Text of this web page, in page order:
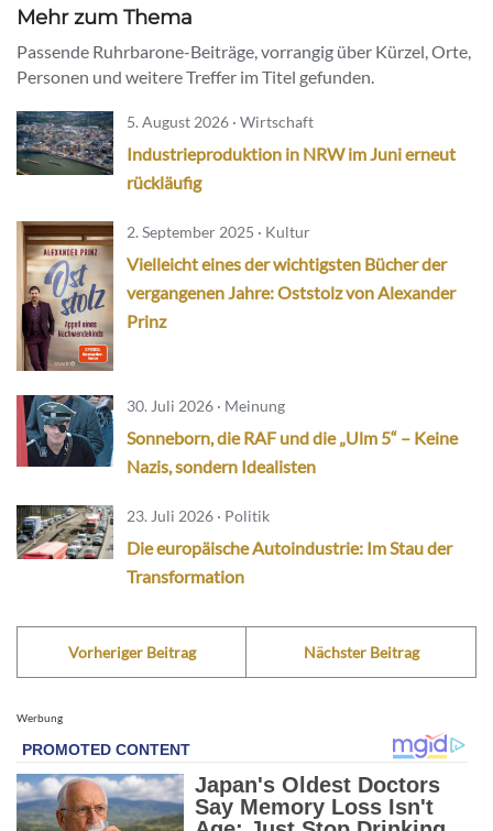
Mehr zum Thema
Passende Ruhrbarone-Beiträge, vorrangig über Kürzel, Orte,
Personen und weitere Treffer im Titel gefunden.
5. August 2026 · Wirtschaft
Industrieproduktion in NRW im Juni erneut
rückläufig
2. September 2025 · Kultur
Vielleicht eines der wichtigsten Bücher der
vergangenen Jahre: Oststolz von Alexander
Prinz
30. Juli 2026 · Meinung
Sonneborn, die RAF und die „Ulm 5“ – Keine
Nazis, sondern Idealisten
23. Juli 2026 · Politik
Die europäische Autoindustrie: Im Stau der
Transformation
Vorheriger Beitrag Nächster Beitrag
Werbung